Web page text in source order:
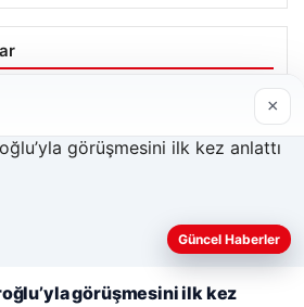
Haberler
daha iyi anlayabilmek,
×
Güncel Haberler
görüşmesini ilk kez